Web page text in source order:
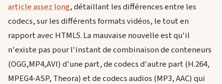
article assez long, détaillant les différences entre les
codecs, sur les différents formats vidéos, le tout en
rapport avec HTML5. La mauvaise nouvelle est qu'il
n'existe pas pour l'instant de combinaison de conteneurs
(OGG,MP4,AVI) d'une part, de codecs d'autre part (H.264,
MPEG4-ASP, Theora) et de codecs audios (MP3, AAC) qui